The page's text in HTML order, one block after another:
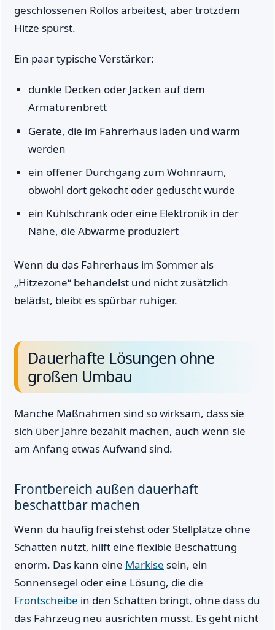
geschlossenen Rollos arbeitest, aber trotzdem
Hitze spürst.
Ein paar typische Verstärker:
dunkle Decken oder Jacken auf dem
Armaturenbrett
Geräte, die im Fahrerhaus laden und warm
werden
ein offener Durchgang zum Wohnraum,
obwohl dort gekocht oder geduscht wurde
ein Kühlschrank oder eine Elektronik in der
Nähe, die Abwärme produziert
Wenn du das Fahrerhaus im Sommer als
„Hitzezone“ behandelst und nicht zusätzlich
belädst, bleibt es spürbar ruhiger.
Dauerhafte Lösungen ohne
großen Umbau
Manche Maßnahmen sind so wirksam, dass sie
sich über Jahre bezahlt machen, auch wenn sie
am Anfang etwas Aufwand sind.
Frontbereich außen dauerhaft
beschattbar machen
Wenn du häufig frei stehst oder Stellplätze ohne
Schatten nutzt, hilft eine flexible Beschattung
enorm. Das kann eine Markise sein, ein
Sonnensegel oder eine Lösung, die die
Frontscheibe in den Schatten bringt, ohne dass du
das Fahrzeug neu ausrichten musst. Es geht nicht